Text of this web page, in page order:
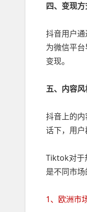
四、变现方
抖音用户
为微信平
变现。
五、内容风
抖音上的
话下，用
Tiktok对于
是不同市场
1、欧洲市